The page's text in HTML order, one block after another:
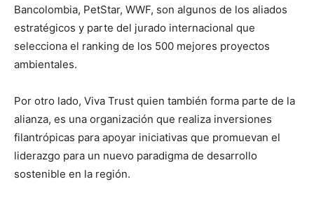
Bancolombia, PetStar, WWF, son algunos de los aliados
estratégicos y parte del jurado internacional que
selecciona el ranking de los 500 mejores proyectos
ambientales.
Por otro lado, Viva Trust quien también forma parte de la
alianza, es una organización que realiza inversiones
filantrópicas para apoyar iniciativas que promuevan el
liderazgo para un nuevo paradigma de desarrollo
sostenible en la región.